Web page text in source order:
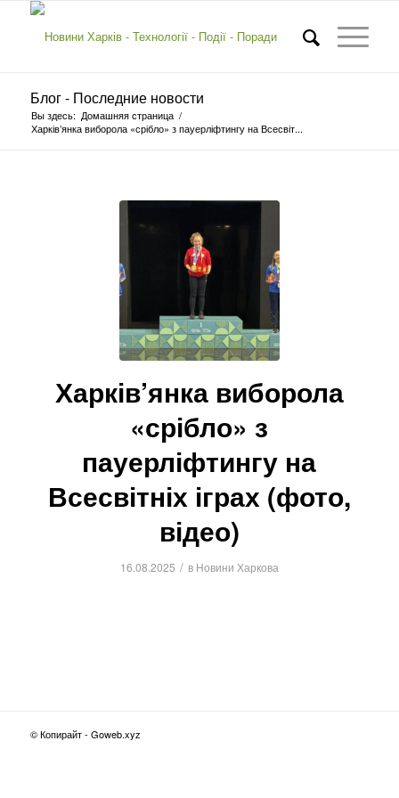
Блог - Последние новости
Вы здесь: Домашняя страница /
Харків’янка виборола «срібло» з пауерліфтингу на Всесвіт...
Харків’янка виборола
«срібло» з
пауерліфтингу на
Всесвітніх іграх (фото,
відео)
16.08.2025 / в Новини Харкова
© Копирайт - Goweb.xyz